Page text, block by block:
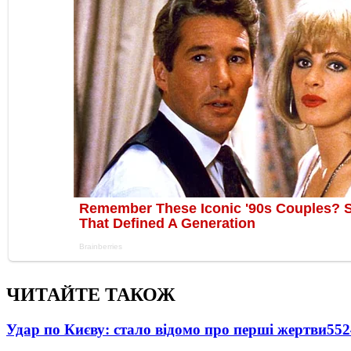
ЧИТАЙТЕ ТАКОЖ
Удар по Києву: стало відомо про перші жертви